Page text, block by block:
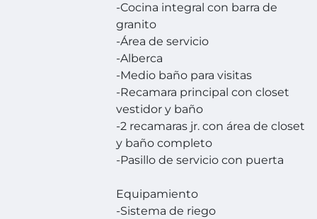
-Cocina integral con barra de
granito
-Área de servicio
-Alberca
-Medio baño para visitas
-Recamara principal con closet
vestidor y baño
-2 recamaras jr. con área de closet
y baño completo
-Pasillo de servicio con puerta
Equipamiento
-Sistema de riego